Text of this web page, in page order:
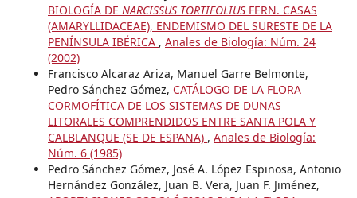
BIOLOGÍA DE NARCISSUS TORTIFOLIUS FERN. CASAS
(AMARYLLIDACEAE), ENDEMISMO DEL SURESTE DE LA
PENÍNSULA IBÉRICA , Anales de Biología: Núm. 24
(2002)
Francisco Alcaraz Ariza, Manuel Garre Belmonte,
Pedro Sánchez Gómez, CATÁLOGO DE LA FLORA
CORMOFÍTICA DE LOS SISTEMAS DE DUNAS
LITORALES COMPRENDIDOS ENTRE SANTA POLA Y
CALBLANQUE (SE DE ESPANA) , Anales de Biología:
Núm. 6 (1985)
Pedro Sánchez Gómez, José A. López Espinosa, Antonio
Hernández González, Juan B. Vera, Juan F. Jiménez,